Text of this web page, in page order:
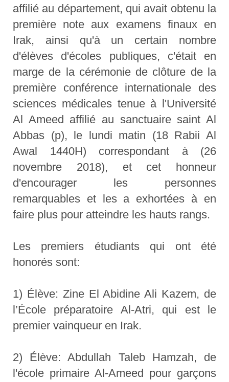
affilié au département, qui avait obtenu la
première note aux examens finaux en
Irak, ainsi qu'à un certain nombre
d'élèves d'écoles publiques, c'était en
marge de la cérémonie de clôture de la
première conférence internationale des
sciences médicales tenue à l'Université
Al Ameed affilié au sanctuaire saint Al
Abbas (p), le lundi matin (18 Rabii Al
Awal 1440H) correspondant à (26
novembre 2018), et cet honneur
d'encourager les personnes
remarquables et les a exhortées à en
faire plus pour atteindre les hauts rangs.
Les premiers étudiants qui ont été
honorés sont:
1) Élève: Zine El Abidine Ali Kazem, de
l’École préparatoire Al-Atri, qui est le
premier vainqueur en Irak.
2) Élève: Abdullah Taleb Hamzah, de
l'école primaire Al-Ameed pour garçons